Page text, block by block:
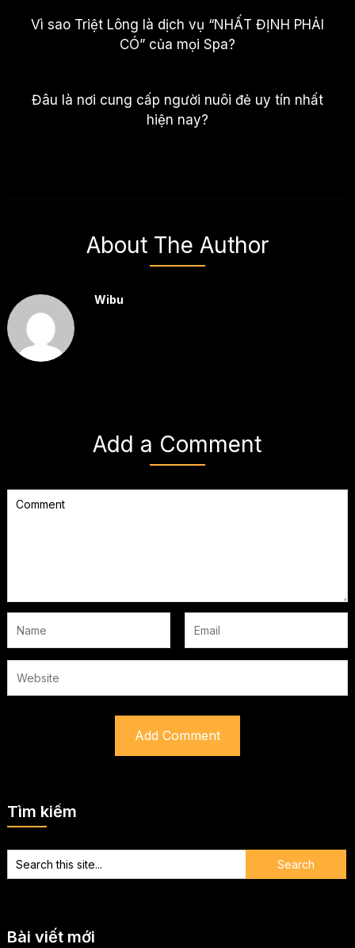
Vì sao Triệt Lông là dịch vụ “NHẤT ĐỊNH PHẢI
CÓ” của mọi Spa?
Đâu là nơi cung cấp người nuôi đẻ uy tín nhất
hiện nay?
About The Author
Wibu
Add a Comment
Tìm kiếm
Bài viết mới